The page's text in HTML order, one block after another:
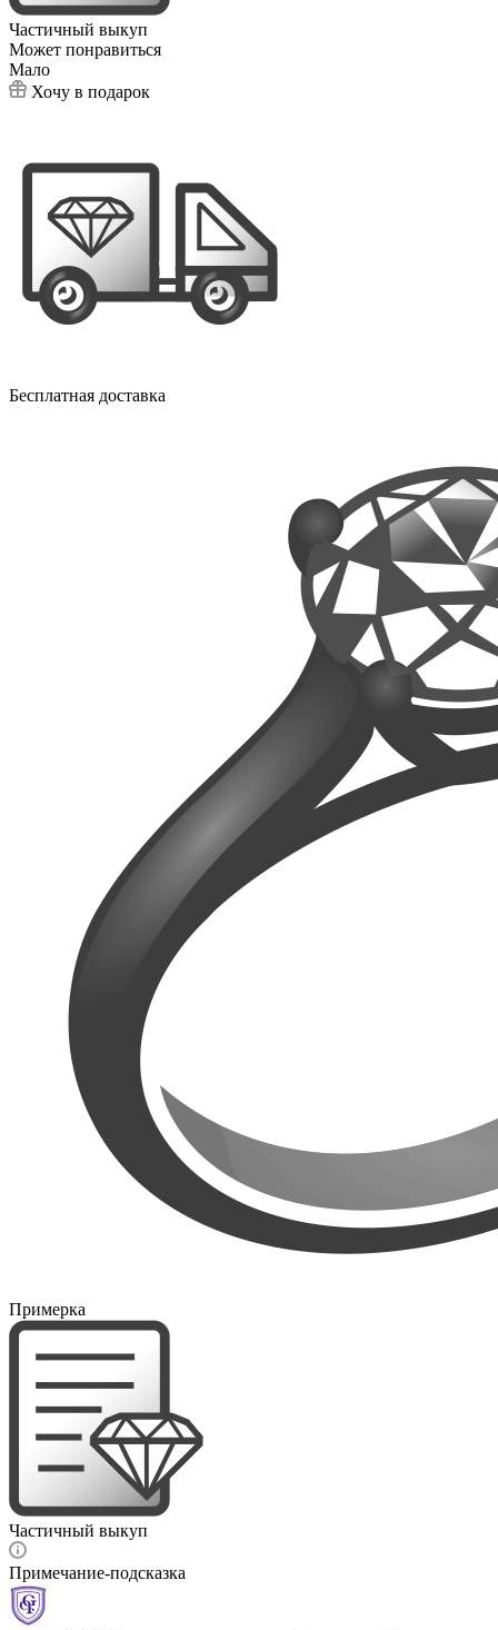
Частичный выкуп
Может понравиться
Мало
Хочу в подарок
Бесплатная доставка
Примерка
Частичный выкуп
Примечание-подсказка